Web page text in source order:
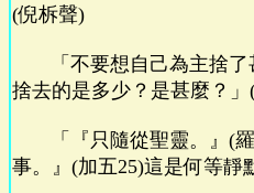
(倪柝聲)
「不要想自己為主捨了
捨去的是多少？是甚麼？
「『只隨從聖靈。』(羅
事。』(加五25)這是何等靜